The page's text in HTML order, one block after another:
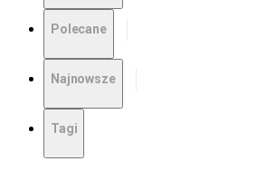
Polecane
Najnowsze
Tagi